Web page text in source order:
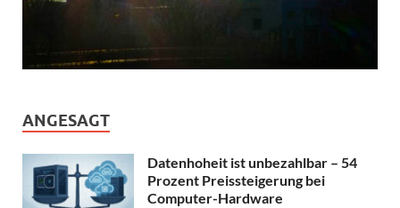
ANGESAGT
Datenhoheit ist unbezahlbar – 54
Prozent Preissteigerung bei
Computer-Hardware